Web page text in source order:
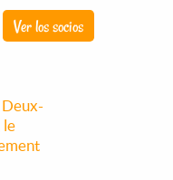
Ver los socios